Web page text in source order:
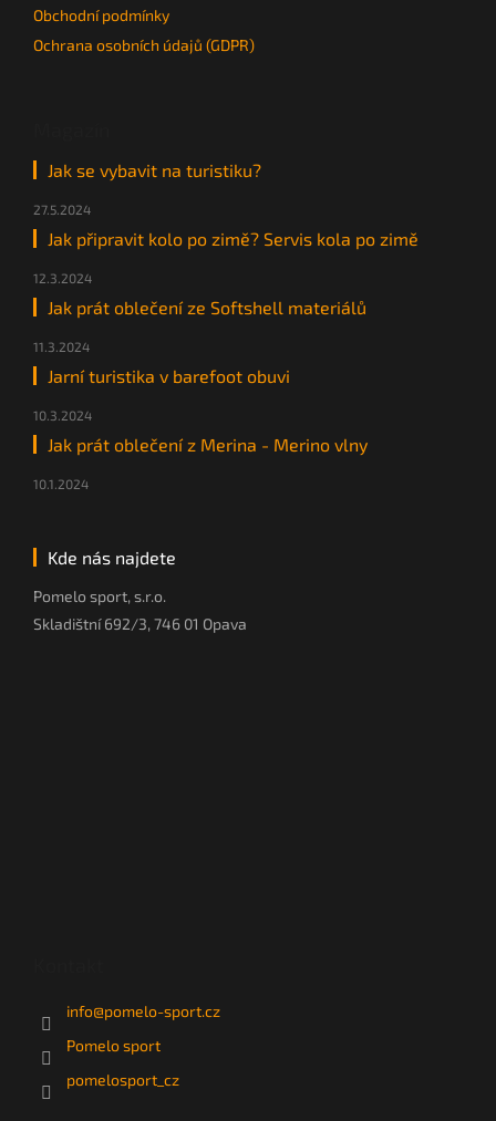
Obchodní podmínky
Ochrana osobních údajů (GDPR)
Jak se vybavit na turistiku?
27.5.2024
Jak připravit kolo po zimě? Servis kola po zimě
12.3.2024
Jak prát oblečení ze Softshell materiálů
11.3.2024
Jarní turistika v barefoot obuvi
10.3.2024
Jak prát oblečení z Merina - Merino vlny
10.1.2024
Kde nás najdete
Pomelo sport, s.r.o.
Skladištní 692/3, 746 01 Opava
info@pomelo-sport.cz
Pomelo sport
pomelosport_cz